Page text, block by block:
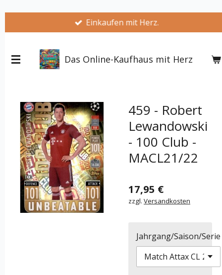
springen
Einkaufen mit Herz.
Das Online-Kaufhaus mit Herz
459 - Robert
Lewandowski
- 100 Club -
MACL21/22
17,95 €
zzgl. Versandkosten
Jahrgang/Saison/Serie